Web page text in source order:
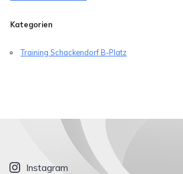
Kategorien
Training Schackendorf B-Platz
Instagram